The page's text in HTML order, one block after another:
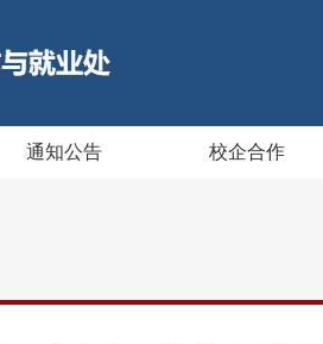
通知公告 校企合作